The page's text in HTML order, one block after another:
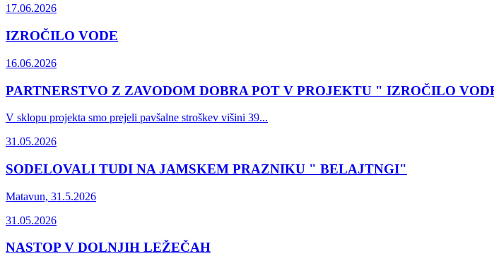
17.06.2026
IZROČILO VODE
16.06.2026
PARTNERSTVO Z ZAVODOM DOBRA POT V PROJEKTU " IZROČILO
V sklopu projekta smo prejeli pavšalne stroškev višini 39...
31.05.2026
SODELOVALI TUDI NA JAMSKEM PRAZNIKU " BELAJTNGI"
Matavun, 31.5.2026
31.05.2026
NASTOP V DOLNJIH LEŽEČAH